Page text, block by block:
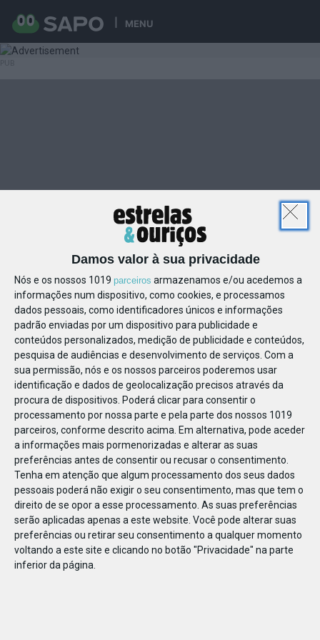
MENU
Damos valor à sua privacidade
Nós e os nossos 1019 parceiros armazenamos e/ou acedemos a
informações num dispositivo, como cookies, e processamos
dados pessoais, como identificadores únicos e informações
padrão enviadas por um dispositivo para publicidade e
conteúdos personalizados, medição de publicidade e conteúdos,
pesquisa de audiências e desenvolvimento de serviços. Com a
sua permissão, nós e os nossos parceiros poderemos usar
identificação e dados de geolocalização precisos através da
procura de dispositivos. Poderá clicar para consentir o
processamento por nossa parte e pela parte dos nossos 1019
parceiros, conforme descrito acima. Em alternativa, pode aceder
a informações mais pormenorizadas e alterar as suas
preferências antes de consentir ou recusar o consentimento.
Tenha em atenção que algum processamento dos seus dados
pessoais poderá não exigir o seu consentimento, mas que tem o
direito de se opor a esse processamento. As suas preferências
serão aplicadas apenas a este website. Você pode alterar suas
preferências ou retirar seu consentimento a qualquer momento
voltando a este site e clicando no botão "Privacidade" na parte
inferior da página.
63771846018135